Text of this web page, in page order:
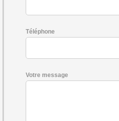
Téléphone
Votre message